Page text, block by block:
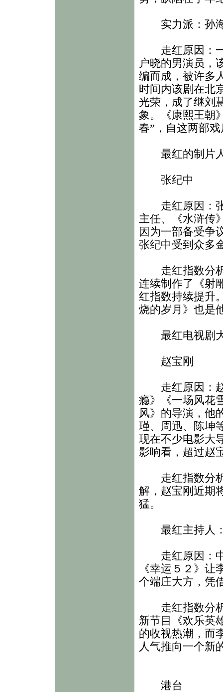
实力派：孙海
走红原因：一
户晓的男演员，
编而成，被许多
时间内该剧在北
光荣，成了继刘
象。《康熙王朝
春”，自这两部
最红的制片
张纪中
走红原因：张
主任、《水浒传
因为一部备受争
张纪中受到众多
走红指数分析
连续制作了《射
红指数持续提升
烧的岁月》也是
最红电视剧
赵宝刚
走红原因：赵
瘾》《一场风花
风》的导演，他
瑾、周迅、陈坤
现在不少电影大
影响看，超过赵
走红指数分析
解，赵宝刚近期
猛。
最红主持人：
走红原因：中
《幸运５２》
个端庄大方，凭
走红指数分析
新节目《欢乐英
的收视热潮，而
人气推向一个新
港台